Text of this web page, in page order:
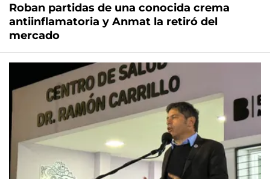
Roban partidas de una conocida crema
antiinflamatoria y Anmat la retiró del
mercado